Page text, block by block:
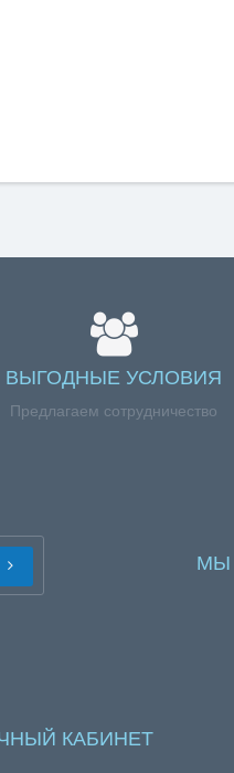
ВЫГОДНЫЕ УСЛОВИЯ
Предлагаем сотрудничество
МЫ
КАБИНЕТ